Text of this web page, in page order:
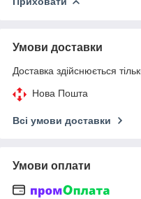
Умови доставки
Доставка здійснюється
Нова Пошта
Всі умови доставки
Умови оплати